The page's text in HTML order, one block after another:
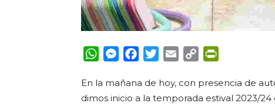
WhatsApp
Messenger
FacebookTwitterEmail Copy
En la mañana de hoy, con presencia de
dimos inicio a la temporada estival 2023/